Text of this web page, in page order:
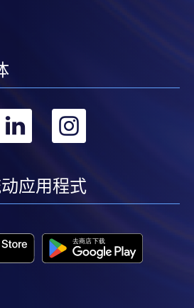
转
linkedin
转
动应用程式